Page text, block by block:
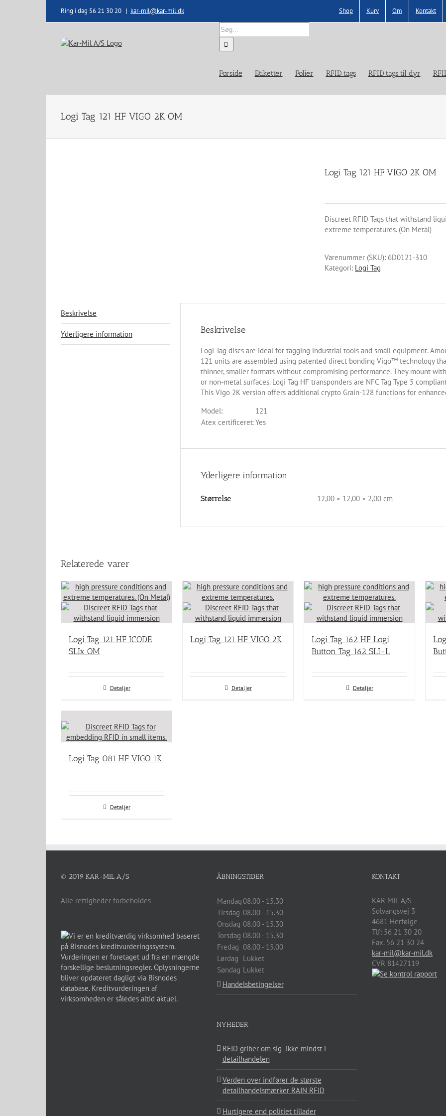
Ring i dag 56 21 30 20 | kar-mil@kar-mil.dk Shop Kurv Om Kontakt
Søg
efter:
Forside Etiketter Folier RFID tags RFID tags til dyr
Logi Tag 121 HF VIGO 2K OM
Logi Tag 121 HF VIGO 2K OM
Discreet RFID Tags that withstand
extreme temperatures. (On Metal)
Varenummer (SKU): 6D0121-310
Kategori: Logi Tag
Beskrivelse
Yderligere information Beskrivelse
Logi Tag discs are ideal for tagging industrial tools and small equipment.
121 units are assembled using patented direct bonding Vigo™ technology
thinner, smaller formats without compromising performance. They mount
or non-metal surfaces. Logi Tag HF transponders are NFC Tag Type 5
This Vigo 2K version offers additional crypto Grain-128 functions for
Model:
121
Atex certificeret:Yes
Yderligere information
Størrelse 12,00 × 12,00 × 2,00 cm
Relaterede varer
Logi Tag 121 HF ICODE
SLIx OM
Detaljer
Logi Tag 121 HF VIGO 2K
Detaljer
Logi Tag 162 HF Logi
Button Tag 162 SLI-L
Detaljer
Logi Tag 081 HF VIGO 1K
Detaljer
© 2019 KAR-MIL A/S
Alle rettigheder forbeholdes
ÅBNINGSTIDER
Mandag08.00 - 15.30
Tirsdag 08.00 - 15.30
Onsdag 08.00 - 15.30
Torsdag 08.00 - 15.30
Fredag 08.00 - 15.00
Lørdag Lukket
Søndag Lukket
KONTAKT
KAR-MIL A/S
Solvangsvej 3
4681 Herfølge
Tlf: 56 21 30 20
Fax. 56 21 30 24
kar-mil@kar-mil.dk
CVR 81427119
Handelsbetingelser
NYHEDER
RFID griber om sig- ikke mindst i
detailhandelen
Verden over indfører de største
detailhandelsmærker RAIN RFID
Hurtigere end politiet tillader